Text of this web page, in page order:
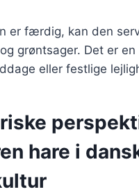
er færdig, kan den
grøntsager. Det er
eller festlige
hare i